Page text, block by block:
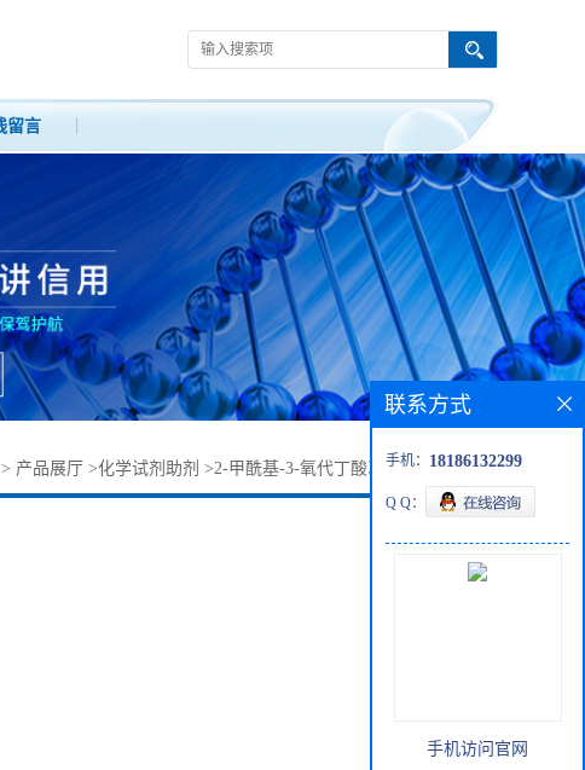
留言
> 产品展厅 >化学试剂助剂 >2-甲酰基-3-氧代丁酸乙酯丨33142-24-4
联系方式
手机： 18186132299
Q Q：
手机访问官网